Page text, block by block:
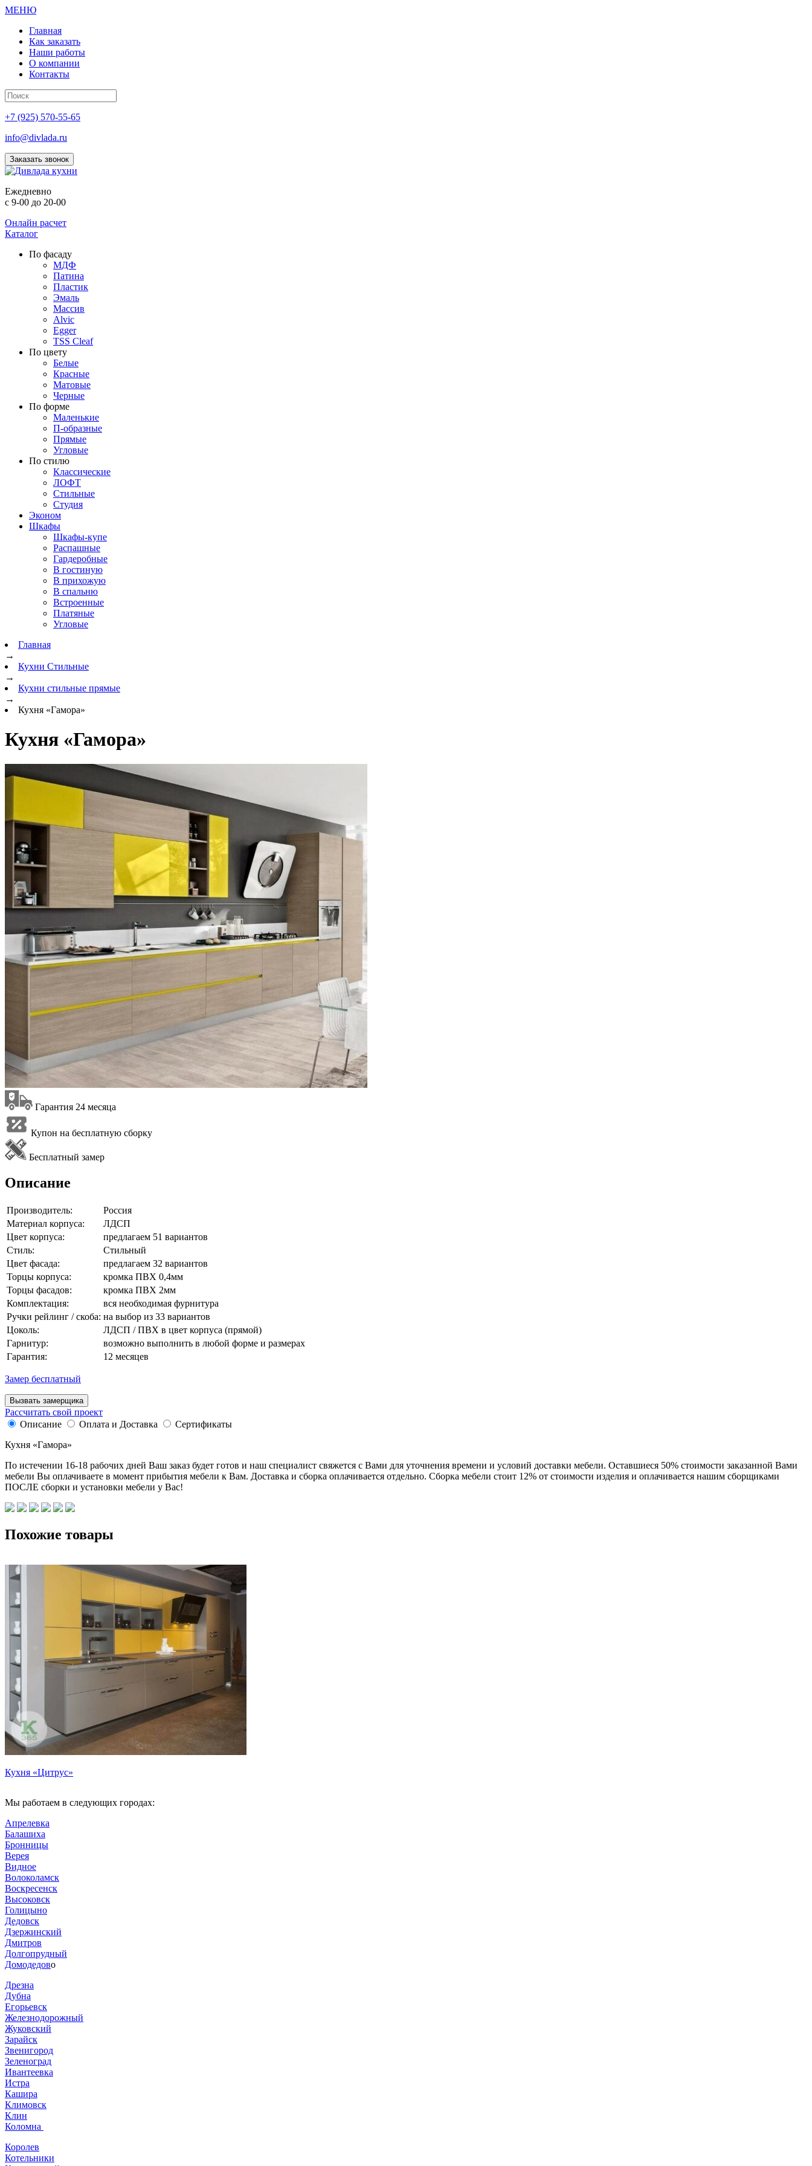
МЕНЮ
Главная
Как заказать
Наши работы
О компании
Контакты
+7 (925) 570-55-65
info@divlada.ru
Заказать звонок
Ежедневно
с 9-00 до 20-00
Онлайн расчет
Каталог
По фасаду
МДФ
Патина
Пластик
Эмаль
Массив
Alvic
Egger
TSS Cleaf
По цвету
Белые
Красные
Матовые
Черные
По форме
Маленькие
П-образные
Прямые
Угловые
По стилю
Классические
ЛОФТ
Стильные
Студия
Эконом
Шкафы
Шкафы-купе
Распашные
Гардеробные
В гостиную
В прихожую
В спальню
Встроенные
Платяные
Угловые
Главная
→
Кухни Стильные
→
Кухни стильные прямые
→
Кухня «Гамора»
Кухня «Гамора»
Гарантия 24 месяца
Купон на бесплатную сборку
Бесплатный замер
Описание
Производитель:
Россия
Материал корпуса:
ЛДСП
Цвет корпуса:
предлагаем 51 вариантов
Стиль:
Стильный
Цвет фасада:
предлагаем 32 вариантов
Торцы корпуса:
кромка ПВХ 0,4мм
Торцы фасадов:
кромка ПВХ 2мм
Комплектация:
вся необходимая фурнитура
Ручки рейлинг / скоба: на выбор из 33 вариантов
Цоколь:
ЛДСП / ПВХ в цвет корпуса (прямой)
Гарнитур:
возможно выполнить в любой форме и размерах
Гарантия:
12 месяцев
Замер бесплатный
Вызвать замерщика
Рассчитать свой проект
Описание
Оплата и Доставка
Сертификаты
Кухня «Гамора»
По истечении 16-18 рабочих дней Ваш заказ будет готов и наш специалист свяжется с Вами для уточнения времени и условий доставки мебели. Оставшиеся 50% стоимости заказанной Вами
мебели Вы оплачиваете в момент прибытия мебели к Вам. Доставка и сборка оплачивается отдельно. Сборка мебели стоит 12% от стоимости изделия и оплачивается нашим сборщиками
ПОСЛЕ сборки и установки мебели у Вас!
Похожие товары
Кухня «Цитрус»
Мы работаем в следующих городах:
Апрелевка
Балашиха
Бронницы
Верея
Видное
Волоколамск
Воскресенск
Высоковск
Голицыно
Дедовск
Дзержинский
Дмитров
Долгопрудный
Домодедово
Дрезна
Дубна
Егорьевск
Железнодорожный
Жуковский
Зарайск
Звенигород
Зеленоград
Ивантеевка
Истра
Кашира
Климовск
Клин
Коломна
Королев
Котельники